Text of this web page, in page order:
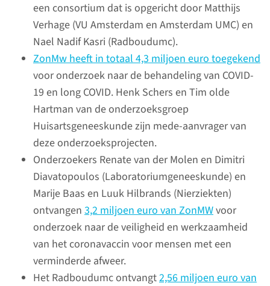
een consortium dat is opgericht door Matthijs
Verhage (VU Amsterdam en Amsterdam UMC) en
Nael Nadif Kasri (Radboudumc).
ZonMw heeft in totaal 4,3 miljoen euro toegekend
voor onderzoek naar de behandeling van COVID-
19 en long COVID. Henk Schers en Tim olde
Hartman van de onderzoeksgroep
Huisartsgeneeskunde zijn mede-aanvrager van
deze onderzoeksprojecten.
Onderzoekers Renate van der Molen en Dimitri
Diavatopoulos (Laboratoriumgeneeskunde) en
Marije Baas en Luuk Hilbrands (Nierziekten)
ontvangen 3,2 miljoen euro van ZonMWvoor
onderzoek naar de veiligheid en werkzaamheid
van het coronavaccin voor mensen met een
verminderde afweer.
Het Radboudumc ontvangt2,56 miljoen euro van
Coronavirus
veroorzaakt schade in
de nieren
Het coronavirus infecteert de
nieren en veroorzaakt
littekenweefsel. Dat toonden
onderzoekers van het
Radboudumc en RWTH
Uniklinik Aachen in 2021 aan.
Door de infectie ontstaat
littekenweefsel in de nier met
een mogelijk nadelig effect op
de lange termijn voor de
nierfunctie van ex-COVID-
patiënten.